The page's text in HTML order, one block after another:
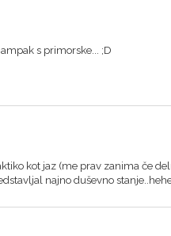
s primorske... ;D
kot jaz (me prav zanima če
najno duševno